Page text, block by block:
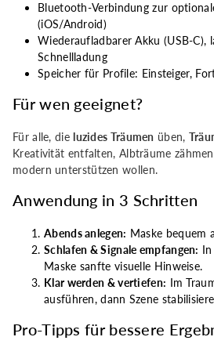
Bluetooth-Verbindung zur
(iOS/Android)
Wiederaufladbarer Akku (USB-C),
Schnellladung
Speicher für Profile: Einsteiger,
Für wen geeignet?
Für alle, dieluzides Träumen üben,
Kreativität entfalten, Albträume
modern unterstützen wollen.
Anwendung in 3 Schritten
Abends anlegen: Maske bequem
Schlafen & Signale empfangen:
Maske sanfte visuelle Hinweise.
Klar werden & vertiefen: Im
ausführen, dann Szene
Pro-Tipps für bessere